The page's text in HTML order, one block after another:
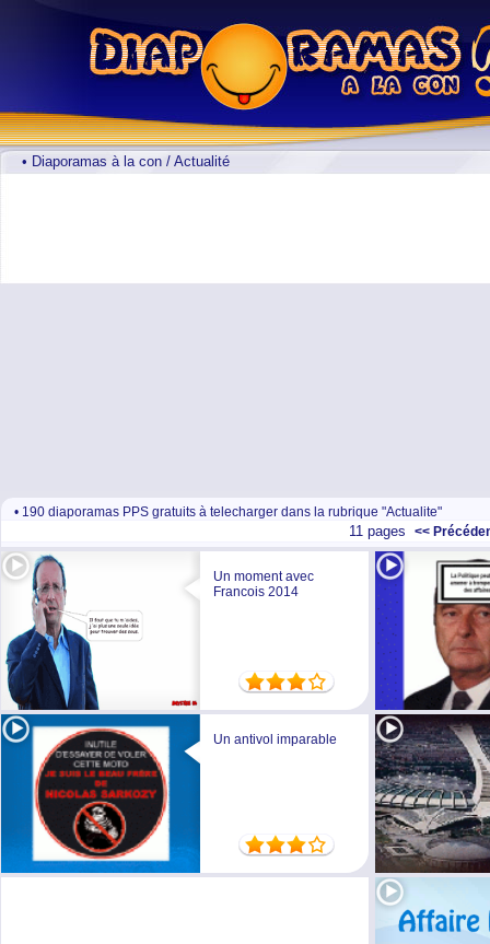
• Diaporamas à la con / Actualité
• 190 diaporamas PPS gratuits à telecharger dans la rubrique "Actualite"
11 pages <<
Un moment avec
Francois 2014
Un antivol imparable